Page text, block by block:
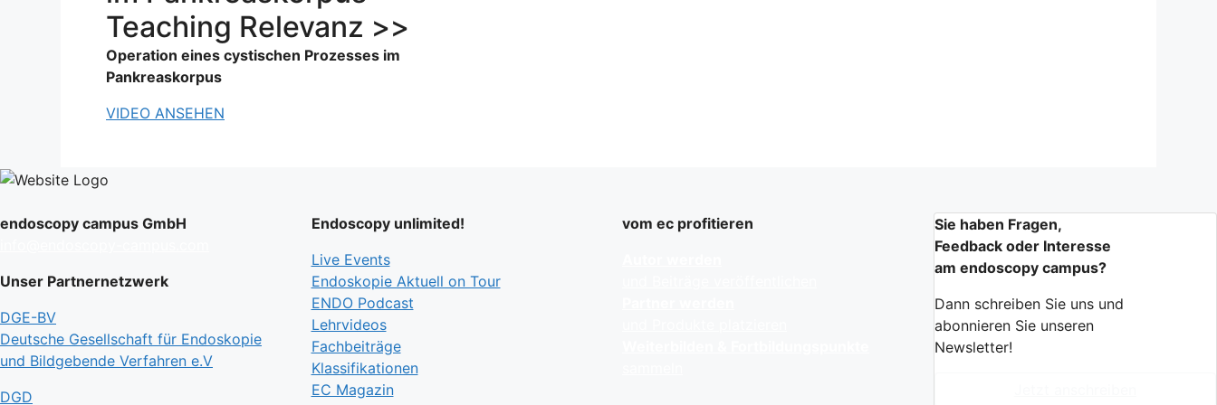
Teaching Relevanz >>
Operation eines cystischen Prozesses im
Pankreaskorpus
VIDEO ANSEHEN
endoscopy campus GmbH
Unser Partnernetzwerk
DGE-BV
Deutsche Gesellschaft für Endoskopie
und Bildgebende Verfahren e.V
DGD
Endoscopy unlimited!
Live Events
Endoskopie Aktuell on Tour
ENDO Podcast
Lehrvideos
Fachbeiträge
Klassifikationen
EC Magazin
vom ec profitieren
Sie haben Fragen,
Feedback oder Interesse
am endoscopy campus?
Dann schreiben Sie uns und
abonnieren Sie unseren
Newsletter!